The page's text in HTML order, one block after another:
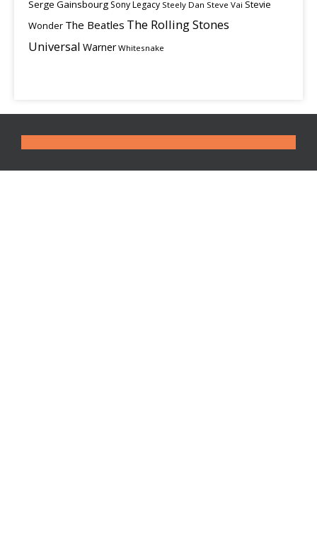
Serge Gainsbourg Sony Legacy Steely Dan Steve Vai Stevie
Wonder The Beatles The Rolling Stones
Universal Warner Whitesnake